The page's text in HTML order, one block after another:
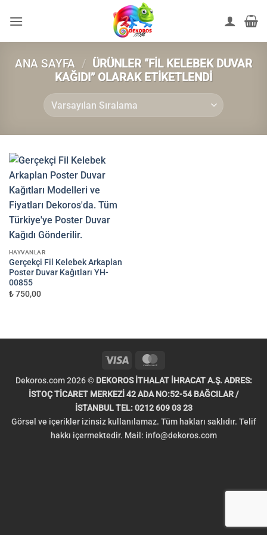
atla
ANA SAYFA / ÜRÜNLER “FIL KELEBEK DUVAR
KAĞIDI” OLARAK ETIKETLENDI
HAYVANLAR
Gerçekçi Fil Kelebek Arkaplan
Poster Duvar Kağıtları YH-
00855
₺ 750,00
Visa
Dekoros.com 2026 © DEKOROS İTHALAT İHRACAT A.Ş. ADRES:
İSTOÇ TİCARET MERKEZİ 42 ADA NO:52-54 BAĞCILAR /
İSTANBUL TEL: 0212 609 03 23
Görsel ve içerikler izinsiz kullanılamaz. Tüm hakları saklıdır. Telif
hakkı içermektedir. Mail: info@dekoros.com